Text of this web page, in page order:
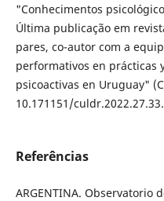
"Conhecimentos
Última publicação em
pares, co-autor com a
performativos en prácticas
psicoactivas en Uruguay"
10.171151/
Referências
ARGENTINA. Observatorio